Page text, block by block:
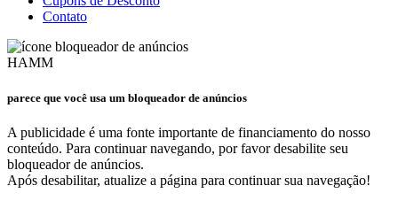
Contato
HAMM
parece que você usa um bloqueador de anúncios
A publicidade é uma fonte importante de financiamento do nosso
conteúdo. Para continuar navegando, por favor desabilite seu
bloqueador de anúncios.
Após desabilitar, atualize a página para continuar sua navegação!